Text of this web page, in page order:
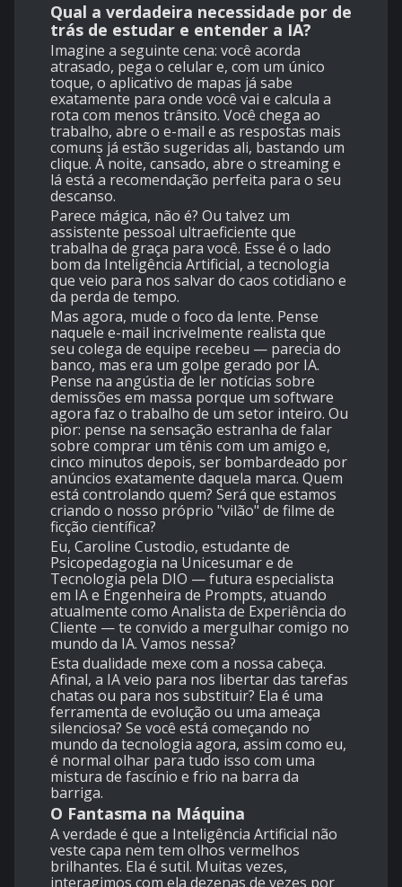
Qual a verdadeira necessidade por de
trás de estudar e entender a IA?
Imagine a seguinte cena: você acorda
atrasado, pega o celular e, com um único
toque, o aplicativo de mapas já sabe
exatamente para onde você vai e calcula a
rota com menos trânsito. Você chega ao
trabalho, abre o e-mail e as respostas mais
comuns já estão sugeridas ali, bastando um
clique. À noite, cansado, abre o streaming e
lá está a recomendação perfeita para o seu
descanso.
Parece mágica, não é? Ou talvez um
assistente pessoal ultraeficiente que
trabalha de graça para você. Esse é o lado
bom da Inteligência Artificial, a tecnologia
que veio para nos salvar do caos cotidiano e
da perda de tempo.
Mas agora, mude o foco da lente. Pense
naquele e-mail incrivelmente realista que
seu colega de equipe recebeu — parecia do
banco, mas era um golpe gerado por IA.
Pense na angústia de ler notícias sobre
demissões em massa porque um software
agora faz o trabalho de um setor inteiro. Ou
pior: pense na sensação estranha de falar
sobre comprar um tênis com um amigo e,
cinco minutos depois, ser bombardeado por
anúncios exatamente daquela marca. Quem
está controlando quem? Será que estamos
criando o nosso próprio "vilão" de filme de
ficção científica?
Eu, Caroline Custodio, estudante de
Psicopedagogia na Unicesumar e de
Tecnologia pela DIO — futura especialista
em IA e Engenheira de Prompts, atuando
atualmente como Analista de Experiência do
Cliente — te convido a mergulhar comigo no
mundo da IA. Vamos nessa?
Esta dualidade mexe com a nossa cabeça.
Afinal, a IA veio para nos libertar das tarefas
chatas ou para nos substituir? Ela é uma
ferramenta de evolução ou uma ameaça
silenciosa? Se você está começando no
mundo da tecnologia agora, assim como eu,
é normal olhar para tudo isso com uma
mistura de fascínio e frio na barra da
barriga.
O Fantasma na Máquina
A verdade é que a Inteligência Artificial não
veste capa nem tem olhos vermelhos
brilhantes. Ela é sutil. Muitas vezes,
interagimos com ela dezenas de vezes por